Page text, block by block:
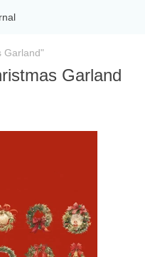
Garland"
Garland